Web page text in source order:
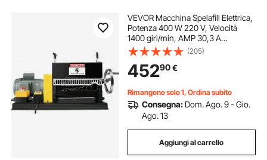
VEVOR Macchina Spelafili Elettrica,
Potenza 400 W 220 V, Velocità
1400 giri/min, AMP 30,3 A
Macchina Spelafili Automatica da
Banco in Materiale Acciaio per
Rimuovere L'Isolamento in Plastica
e Gomma.
(205)
45290€
Rimangono solo 1, Ordina subito
Consegna: Dom. Ago. 9 - Gio.
Ago. 13
Aggiungi al carrello